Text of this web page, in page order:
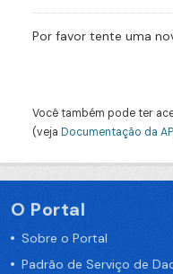
Por favor tente uma
Você também pode ter
(veja Documentação da
O Portal
Sobre o Portal
Padrão de Serviço de